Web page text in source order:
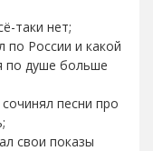
таки нет;
по России и какой
по душе больше
песни про
свои показы